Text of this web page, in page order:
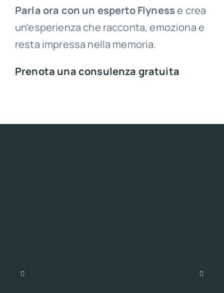
Parla ora con un esperto Flynesse crea
un’esperienza che racconta, emoziona e
resta impressa nella memoria.
Prenota una consulenza gratuita